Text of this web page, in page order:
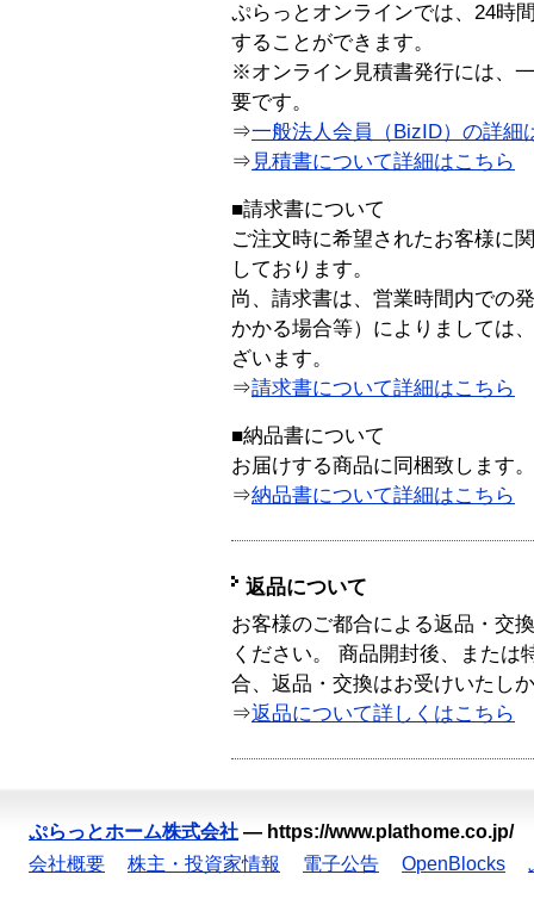
ぷらっとオンラインでは、24時
することができます。
※オンライン見積書発行には、
要です。
⇒一般法人会員（BizID）の詳細
⇒ 見積書について詳細はこちら
■請求書について
ご注文時に希望されたお客様に
しております。
尚、請求書は、営業時間内での
かかる場合等）によりましては
ざいます。
⇒請求書について詳細はこちら
■納品書について
お届けする商品に同梱致します。
⇒納品書について詳細はこちら
返品について
お客様のご都合による返品・交
ください。 商品開封後、または
合、返品・交換はお受けいたし
⇒返品について詳しくはこちら
ぷらっとホーム株式会社 — https://www.plathome.co.jp/
会社概要
株主・投資家情報 電子公告 OpenBlocks